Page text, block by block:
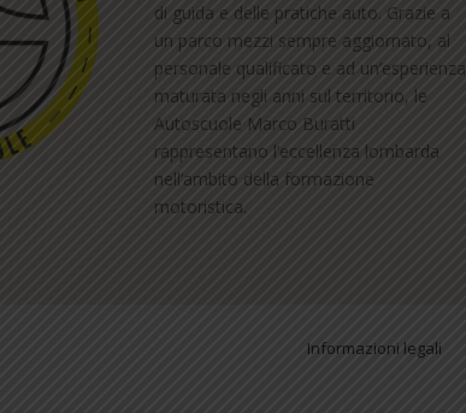
di guida e delle pratiche auto. Grazie a
un parco mezzi sempre aggiornato, al
personale qualificato e ad un’esperienza
maturata negli anni sul territorio, le
Autoscuole Marco Buratti
rappresentano l’eccellenza lombarda
nell’ambito della formazione
motoristica.
Informazioni legali